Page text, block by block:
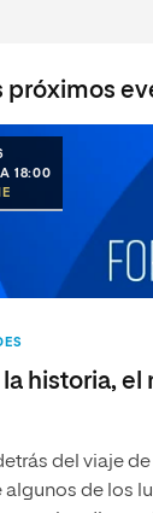
próximos
A 18:00
historia, el
del viaje
algunos de los